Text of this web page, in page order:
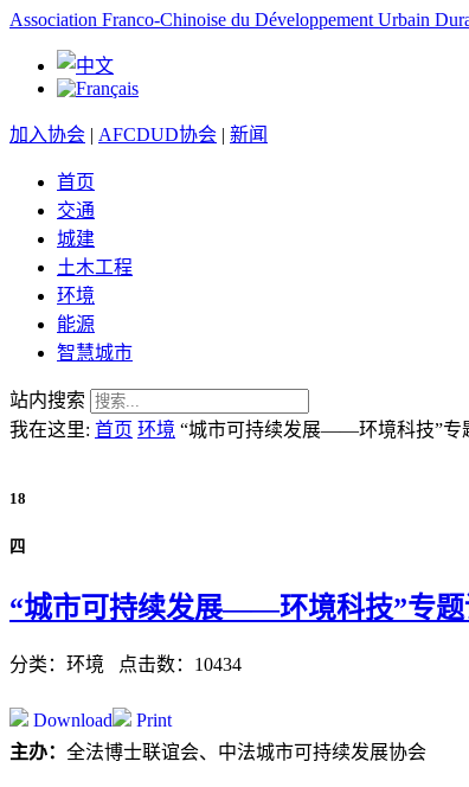
Association Franco-Chinoise du Développement Urbain
加入协会 | AFCDUD协会 | 新闻
首页
交通
城建
土木工程
环境
能源
智慧城市
站内搜索
我在这里: 首页 环境 “城市可持续发展——环境科技”专
18
四
“城市可持续发展——环境科技”专题
分类：环境 点击数：10434
Print
Download
主办： 全法博士联谊会、中法城市可持续发展协会